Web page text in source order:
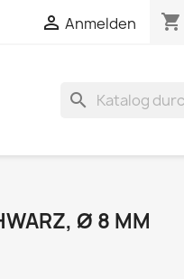
 Anmelden shopping_cart
search
Ø 8 MM